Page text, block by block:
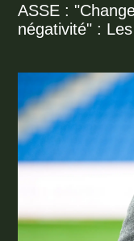
ASSE :
négativité" :